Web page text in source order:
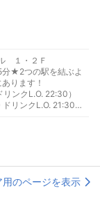
１・２Ｆ
分★2つの駅を結ぶよ
ります！
ンクL.O. 22:30）
リンクL.O. 21:30）
ンクL.O. 22:00）
用のページを表示